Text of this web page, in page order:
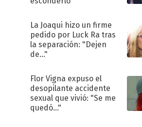
La Joaqui hizo un firme
pedido por Luck Ra tras
la separación: "Dejen
de..."
Flor Vigna expuso el
desopilante accidente
sexual que vivió: "Se me
quedó..."